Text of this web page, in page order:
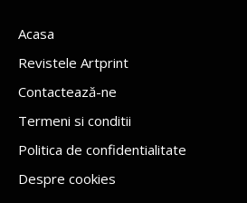
Acasa
Revistele Artprint
Contactează-ne
Termeni si conditii
Politica de confidentialitate
Despre cookies